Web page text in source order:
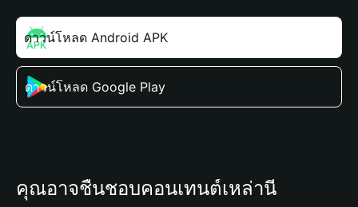
ดาวน์โหลด Android APK
ดาวน์โหลด Google Play
คุณอาจชื่นชอบคอนเทนต์เหล่านี้